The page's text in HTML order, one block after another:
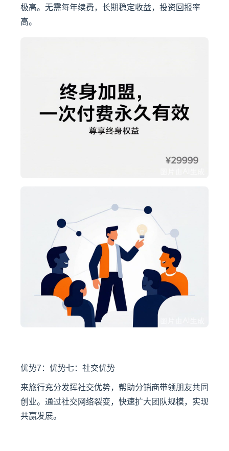
极高。无需每年续费，长期稳定收益，投资回报率
高。
优势7：优势七：社交优势
来旅行充分发挥社交优势，帮助分销商带领朋友共同
创业。通过社交网络裂变，快速扩大团队规模，实现
共赢发展。